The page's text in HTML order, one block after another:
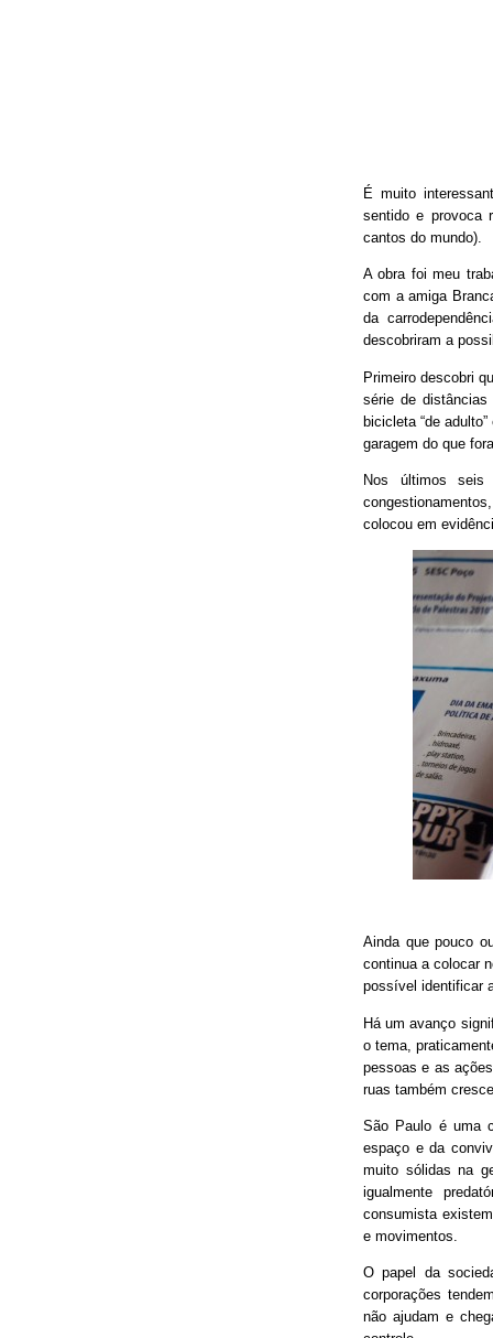
É muito
sentido e provoca
cantos do mundo).
A obra foi meu
com a amiga
da
descobriram a
Primeiro descobri
série de distâncias
bicicleta “de
garagem do que
Nos últimos seis
colocou em
Ainda que pouco
continua a colocar
possível identificar
Há um avanço
o tema,
pessoas e as
ruas também
São Paulo é uma
espaço e da
muito sólidas na
igualmente
consumista
e movimentos.
O papel da
corporações
não ajudam e